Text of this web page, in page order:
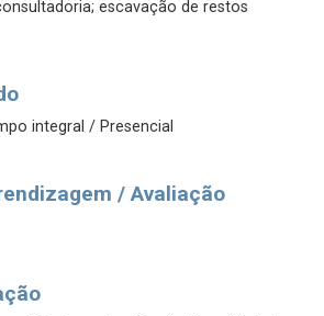
escavação de restos
integral / Presencial
/ Avaliação